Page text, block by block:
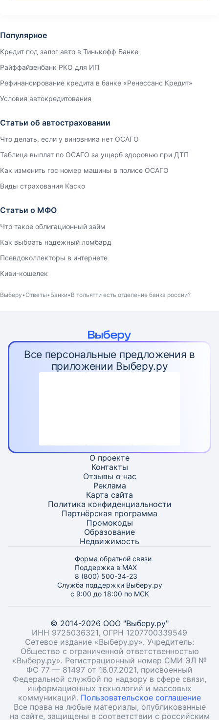
Популярное
Кредит под залог авто в Тинькофф Банке
Райффайзенбанк РКО для ИП
Рефинансирование кредита в банке «Ренессанс Кредит»
Условия автокредитования
Статьи об автостраховании
Что делать, если у виновника нет ОСАГО
Таблица выплат по ОСАГО за ущерб здоровью при ДТП
Как изменить гос номер машины в полисе ОСАГО
Виды страхования Каско
Статьи о МФО
Что такое облигационный займ
Как выбрать надежный ломбард
Псевдоколлекторы в интернете
Киви-кошелек
Выберу Ответы Банки В тольятти есть отделение банка россии?
Все персональные предложения в
приложении Выберу.ру
О проекте
Контакты
Отзывы о нас
Реклама
Карта сайта
Политика конфиденциальности
Партнёрская программа
Промокоды
Образование
Недвижимость
Форма обратной связи
Поддержка в MAX
8 (800) 500-34-23
Служба поддержки Выберу.ру
с 9:00 до 18:00 по МСК
© 2014-2026 ООО "Выберу.ру"
ИНН 9725036321, ОГРН 1207700339549
Сетевое издание «Выберу.ру». Учредитель:
Общество с ограниченной ответственностью
«Выберу.ру». Регистрационный номер СМИ ЭЛ №
ФС 77 — 81497 от 16.07.2021, присвоенный
Федеральной службой по надзору в сфере связи,
информационных технологий и массовых
коммуникаций. Пользовательское соглашение
Все права на любые материалы, опубликованные
на сайте, защищены в соответствии с российским